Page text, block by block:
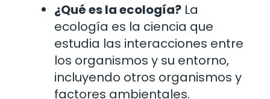
¿Qué es la ecología? La
ecología es la ciencia que
estudia las interacciones entre
los organismos y su entorno,
incluyendo otros organismos y
factores ambientales.